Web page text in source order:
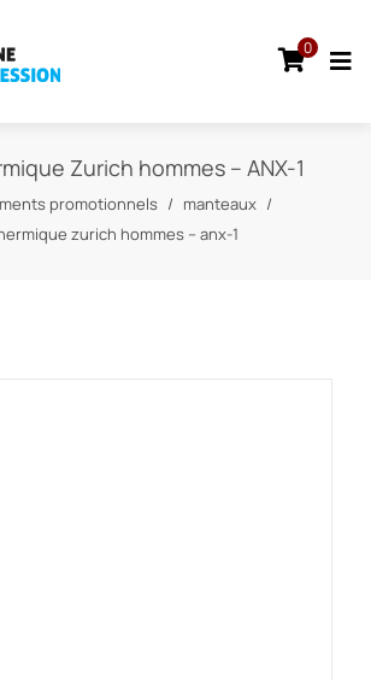
0
Zurich hommes – ANX-1
promotionnels
manteaux
zurich hommes – anx-1